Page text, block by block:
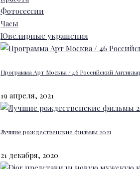
Фотосессии
Часы
Ювелирные украшения
Программа Арт Москва / 46 Российский
19 апреля, 2021
Лучшие рождественские фильмы 2021
21 декабря, 2020